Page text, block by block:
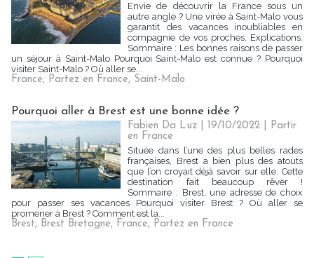
Envie de découvrir la France sous un
autre angle ? Une virée à Saint-Malo vous
garantit des vacances inoubliables en
compagnie de vos proches. Explications.
Sommaire : Les bonnes raisons de passer
un séjour à Saint-Malo Pourquoi Saint-Malo est connue ? Pourquoi
visiter Saint-Malo ? Où aller se...
France, Partez en France, Saint-Malo
Pourquoi aller à Brest est une bonne idée ?
Fabien Da Luz | 19/10/2022
Partir
en France
Située dans l’une des plus belles rades
françaises, Brest a bien plus des atouts
que l’on croyait déjà savoir sur elle. Cette
destination fait beaucoup rêver !
Sommaire : Brest, une adresse de choix
pour passer ses vacances Pourquoi visiter Brest ? Où aller se
promener à Brest ? Comment est la...
Brest, Brest Bretagne, France, Partez en France